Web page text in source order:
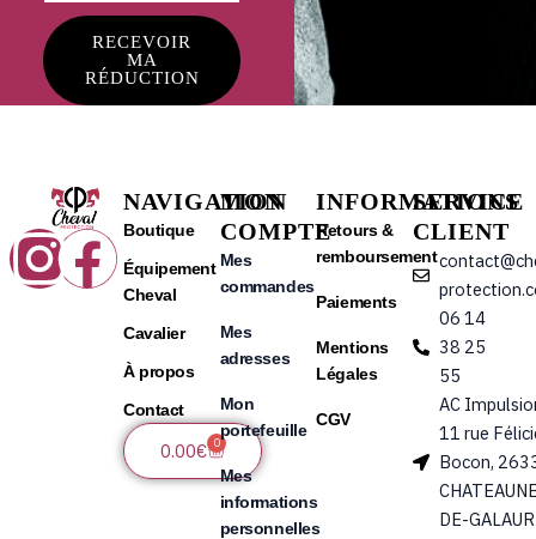
RECEVOIR
MA
RÉDUCTION
Instagram
Facebook
NAVIGATION
Boutique
Équipement
Cheval
Cavalier
À propos
Contact
0.00€ 0
Panier
MON
COMPTE
Mes
commandes
Mes
adresses
Mon
portefeuille
Mes
informations
personnelles
INFORMATIONS
Retours &
remboursement
Paiements
Mentions
Légales
CGV
SERVICE
CLIENT
06 14
38 25
55
AC
11 rue
Bocon,
DE-